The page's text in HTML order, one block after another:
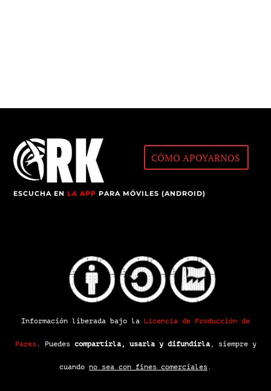
CÓMO APOYARNOS
ESCUCHA ENLA APP PARA MÓVILES (ANDROID)
Información liberada bajo la Licencia de Producción de
Pares. Puedes compartirla, usarla y difundirla, siempre y
cuando no sea con fines comerciales .